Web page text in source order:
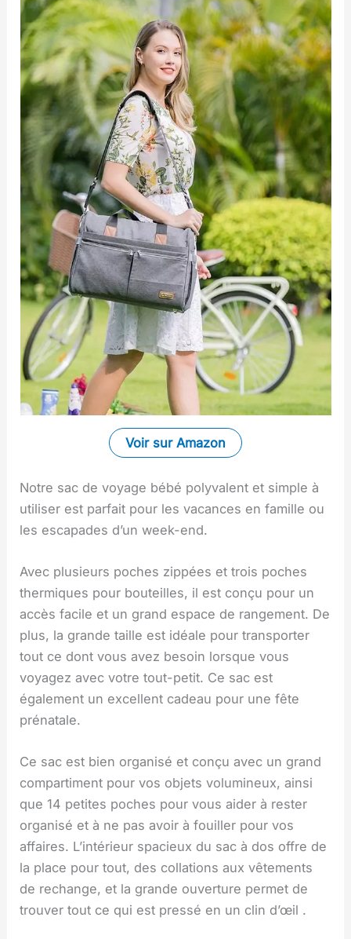
Voir sur Amazon
Notre sac de voyage bébé polyvalent et simple à
utiliser est parfait pour les vacances en famille ou
les escapades d’un week-end.
Avec plusieurs poches zippées et trois poches
thermiques pour bouteilles, il est conçu pour un
accès facile et un grand espace de rangement. De
plus, la grande taille est idéale pour transporter
tout ce dont vous avez besoin lorsque vous
voyagez avec votre tout-petit. Ce sac est
également un excellent cadeau pour une fête
prénatale.
Ce sac est bien organisé et conçu avec un grand
compartiment pour vos objets volumineux, ainsi
que 14 petites poches pour vous aider à rester
organisé et à ne pas avoir à fouiller pour vos
affaires. L’intérieur spacieux du sac à dos offre de
la place pour tout, des collations aux vêtements
de rechange, et la grande ouverture permet de
trouver tout ce qui est pressé en un clin d’œil .